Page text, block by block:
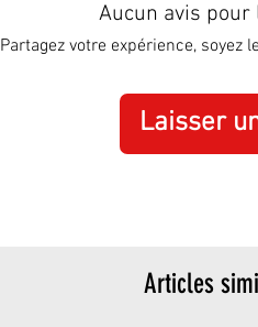
Aucun avis pour
Partagez votre expérience, soyez
Laisser
Articles